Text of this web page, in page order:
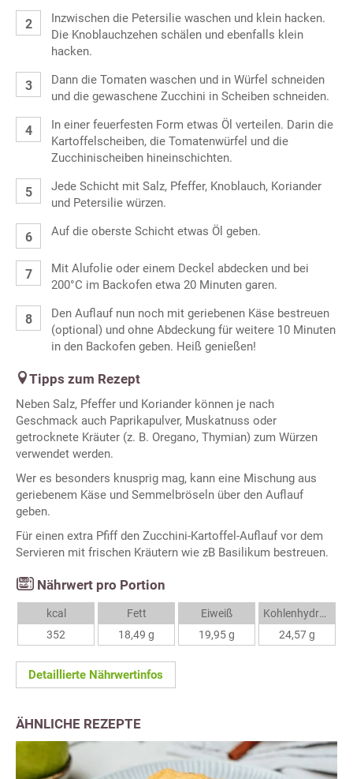
Inzwischen die Petersilie waschen und klein hacken.
Die Knoblauchzehen schälen und ebenfalls klein
hacken.
Dann die Tomaten waschen und in Würfel schneiden
und die gewaschene Zucchini in Scheiben schneiden.
In einer feuerfesten Form etwas Öl verteilen. Darin die
Kartoffelscheiben, die Tomatenwürfel und die
Zucchinischeiben hineinschichten.
Jede Schicht mit Salz, Pfeffer, Knoblauch, Koriander
und Petersilie würzen.
Auf die oberste Schicht etwas Öl geben.
Mit Alufolie oder einem Deckel abdecken und bei
200°C im Backofen etwa 20 Minuten garen.
Den Auflauf nun noch mit geriebenen Käse bestreuen
(optional) und ohne Abdeckung für weitere 10 Minuten
in den Backofen geben. Heiß genießen!
Tipps zum Rezept
Neben Salz, Pfeffer und Koriander können je nach
Geschmack auch Paprikapulver, Muskatnuss oder
getrocknete Kräuter (z. B. Oregano, Thymian) zum Würzen
verwendet werden.
Wer es besonders knusprig mag, kann eine Mischung aus
geriebenem Käse und Semmelbröseln über den Auflauf
geben.
Für einen extra Pfiff den Zucchini-Kartoffel-Auflauf vor dem
Servieren mit frischen Kräutern wie zB Basilikum bestreuen.
Nährwert pro Portion
kcal
352
Fett
18,49 g
Eiweiß
19,95 g
Kohlenhydrate
24,57 g
Detaillierte Nährwertinfos
ÄHNLICHE REZEPTE